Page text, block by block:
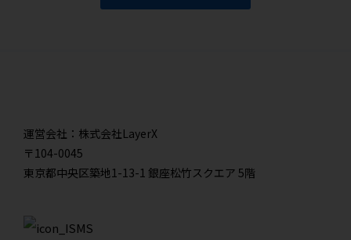
運営会社：株式会社LayerX
〒104-0045
東京都中央区築地1-13-1 銀座松竹スクエア 5階